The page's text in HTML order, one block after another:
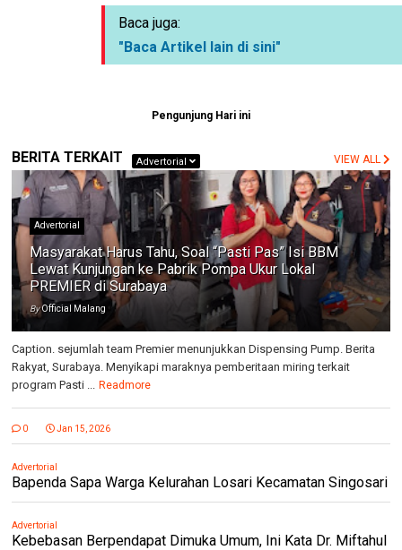
Baca juga:
"Baca Artikel lain di sini"
Pengunjung Hari ini
BERITA TERKAIT Advertorial VIEW ALL
Advertorial
Masyarakat Harus Tahu, Soal “Pasti Pas” Isi BBM
Lewat Kunjungan ke Pabrik Pompa Ukur Lokal
PREMIER di Surabaya
ByOfficial Malang
Caption. sejumlah team Premier menunjukkan Dispensing Pump. Berita
Rakyat, Surabaya. Menyikapi maraknya pemberitaan miring terkait
program Pasti ...
Readmore
0 Jan 15, 2026
Advertorial
Bapenda Sapa Warga Kelurahan Losari Kecamatan Singosari
Advertorial
Kebebasan Berpendapat Dimuka Umum, Ini Kata Dr. Miftahul